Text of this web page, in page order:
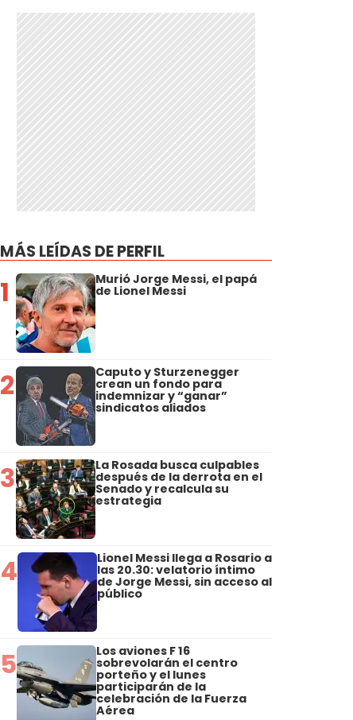
MÁS LEÍDAS DE PERFIL
1 Murió Jorge Messi, el papá
de Lionel Messi
2 Caputo y Sturzenegger
crean un fondo para
indemnizar y “ganar”
sindicatos aliados
3 La Rosada busca culpables
después de la derrota en el
Senado y recalcula su
estrategia
4 Lionel Messi llega a Rosario a
las 20.30: velatorio íntimo
de Jorge Messi, sin acceso al
público
5 Los aviones F 16
sobrevolarán el centro
porteño y el lunes
participarán de la
celebración de la Fuerza
Aérea